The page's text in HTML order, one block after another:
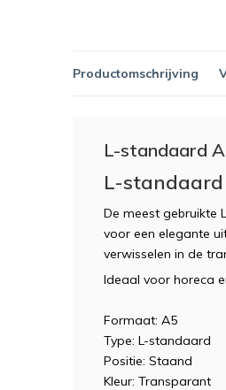
Productomschrijving
L-standaard
L-
De meest gebruikte
voor een elegante
verwisselen in de
Ideaal voor horeca
Formaat: A5
Type: L-standaard
Positie: Staand
Kleur: Transparant